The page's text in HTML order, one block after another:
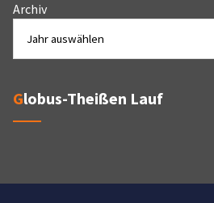
Archiv
Globus-Theißen Lauf